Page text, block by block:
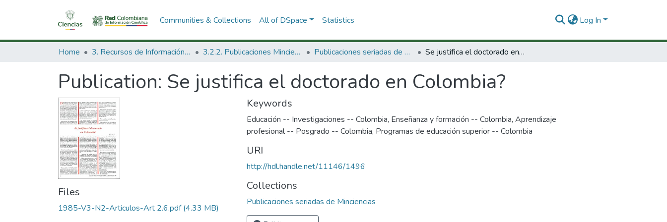
Communities & Collections All of DSpace Statistics Log In
Home 3. Recursos de Información Científica y Tecnológica 3.2.2. Publicaciones Minciencias Publicaciones seriadas de Minciencias Se justifica el doctorado en Colombia?
Publication: Se justifica el doctorado en Colombia?
Files
1985-V3-N2-Articulos-Art 2.6.pdf(4.33 MB)
Keywords
Educación -- Investigaciones -- Colombia, Enseñanza y formación -- Colombia, Aprendizaje
profesional -- Posgrado -- Colombia, Programas de educación superior -- Colombia
URI
http://hdl.handle.net/11146/1496
Collections
Publicaciones seriadas de Minciencias